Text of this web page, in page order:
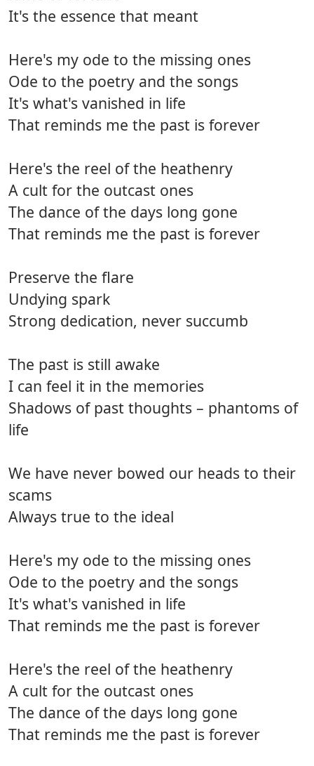
It's the essence that meant
Here's my ode to the missing ones
Ode to the poetry and the songs
It's what's vanished in life
That reminds me the past is forever
Here's the reel of the heathenry
A cult for the outcast ones
The dance of the days long gone
That reminds me the past is forever
Preserve the flare
Undying spark
Strong dedication, never succumb
The past is still awake
I can feel it in the memories
Shadows of past thoughts – phantoms of
life
We have never bowed our heads to their
scams
Always true to the ideal
Here's my ode to the missing ones
Ode to the poetry and the songs
It's what's vanished in life
That reminds me the past is forever
Here's the reel of the heathenry
A cult for the outcast ones
The dance of the days long gone
That reminds me the past is forever